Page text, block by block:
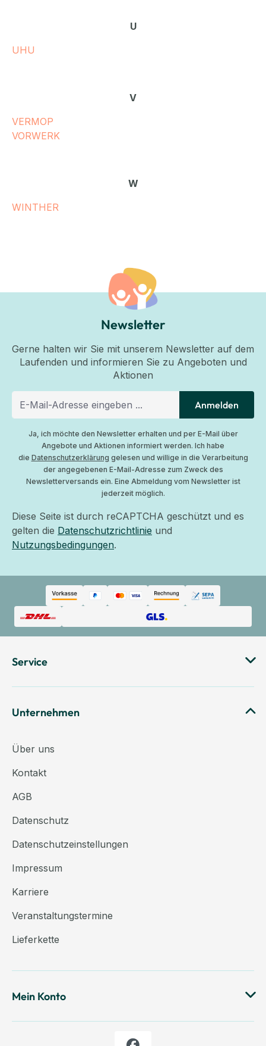
U
UHU
V
VERMOP
VORWERK
W
WINTHER
Newsletter
Gerne halten wir Sie mit unserem Newsletter auf dem
Laufenden und informieren Sie zu Angeboten und
Aktionen
Anmelden
Ja, ich möchte den Newsletter erhalten und per E-Mail über
Angebote und Aktionen informiert werden. Ich habe
die Datenschutzerklärung gelesen und willige in die Verarbeitung
der angegebenen E-Mail-Adresse zum Zweck des
Newsletterversands ein. Eine Abmeldung vom Newsletter ist
jederzeit möglich.
Diese Seite ist durch reCAPTCHA geschützt und es
gelten die Datenschutzrichtlinie und
Nutzungsbedingungen.
Service
Unternehmen
Über uns
Kontakt
AGB
Datenschutz
Datenschutzeinstellungen
Impressum
Karriere
Veranstaltungstermine
Lieferkette
Mein Konto